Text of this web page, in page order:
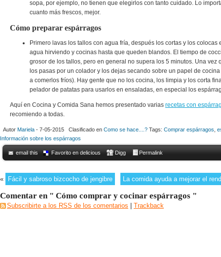
sopa, por ejemplo, no tienen que elegirlos con tanto cuidado. Lo
cuanto más frescos, mejor.
Cómo preparar espárragos
Primero lavas los tallos con agua fría, después los cortas y los colocas
agua hirviendo y cocinas hasta que queden blandos. El tiempo de
grosor de los tallos, pero en general no supera los 5 minutos. Una vez
los pasas por un colador y los dejas secando sobre un papel de
a comerlos fríos). Hay gente que no los cocina, los limpia y los corta
pelador de patatas para usarlos en ensaladas, en especial los
Aquí en Cocina y Comida Sana hemos presentado varias recetas con
recomiendo a todas.
Autor Mariela - 7-05-2015 Clasificado en Como se hace....? Tags: Comprar espárragos
Información sobre los espárragos
email this Favorito en delicious Digg Permalink
« Fácil y sabroso bizcocho de jengibre La comida ayuda a mejorar el
Comentar en " Cómo comprar y cocinar espárragos "
Subscribirte a los RSS de los comentarios Trackback